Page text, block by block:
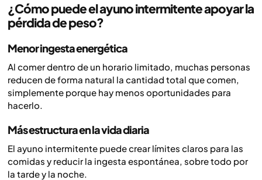
¿Cómo puede el ayuno intermitente apoyar la
pérdida de peso?
Menor ingesta energética
Al comer dentro de un horario limitado, muchas personas
reducen de forma natural la cantidad total que comen,
simplemente porque hay menos oportunidades para
hacerlo.
Más estructura en la vida diaria
El ayuno intermitente puede crear límites claros para las
comidas y reducir la ingesta espontánea, sobre todo por
la tarde y la noche.